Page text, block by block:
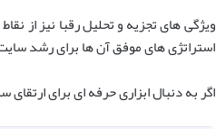
استراتژی های موفق آن ها برای رشد
اگر به دنبال ابزاری حرفه ای برای